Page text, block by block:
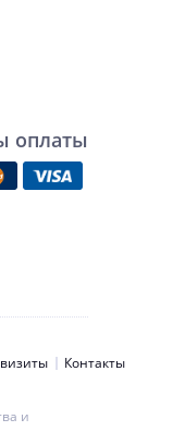
оплаты
Контакты
и